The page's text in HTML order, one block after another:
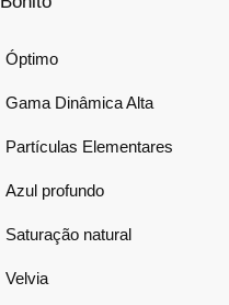
Óptimo
Gama Dinâmica Alta
Partículas Elementares
Azul profundo
Saturação natural
Velvia